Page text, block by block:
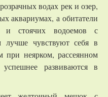
водах рек и озер,
аквариумах, а обитатели
и стоячих водоемов с
чувствуют себя в
при неярком, рассеянном
развиваются в